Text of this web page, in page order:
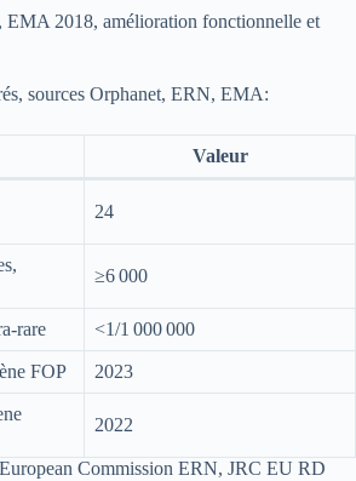
2018, amélioration fonctionnelle et
sources Orphanet, ERN, EMA:
Valeur
24
≥6 000
rare <1/1 000 000
FOP 2023
2022
Commission ERN, JRC EU RD